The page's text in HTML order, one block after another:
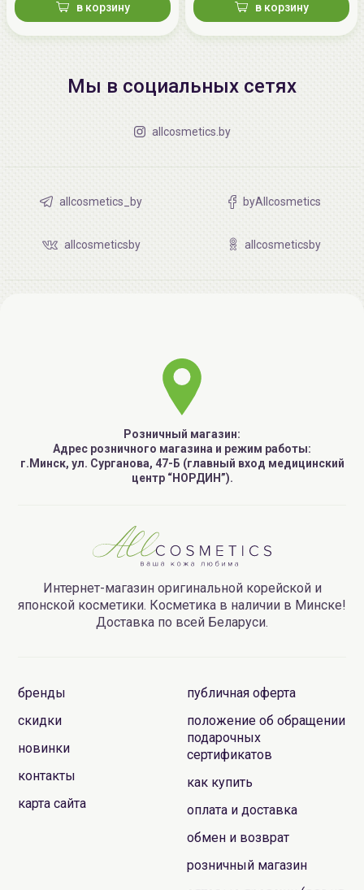
в корзину в корзину
Мы в социальных сетях
allcosmetics.by
allcosmetics_by byAllcosmetics
allcosmeticsby allcosmeticsby
Розничный магазин:
Адрес розничного магазина и режим работы:
г.Минск, ул. Сурганова, 47-Б (главный вход медицинский
центр “НОРДИН”).
Интернет-магазин оригинальной корейской и
японской косметики. Косметика в наличии в Минске!
Доставка по всей Беларуси.
бренды
скидки
новинки
контакты
карта сайта
публичная оферта
положение об обращении
подарочных
сертификатов
как купить
оплата и доставка
обмен и возврат
розничный магазин